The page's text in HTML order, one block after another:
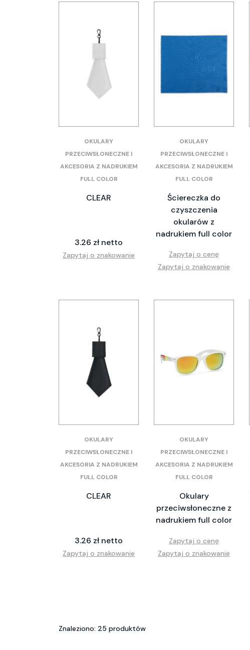
OKULARY
PRZECIWSŁONECZNE I
AKCESORIA Z NADRUKIEM
FULL COLOR
CLEAR
3.26 zł netto
Zapytaj o znakowanie
OKULARY
PRZECIWSŁONECZNE I
AKCESORIA Z NADRUKIEM
FULL COLOR
Ściereczka do
czyszczenia
okularów z
nadrukiem full color
Zapytaj o cenę
Zapytaj o znakowanie
OKULARY
PRZECIWSŁONECZNE I
AKCESORIA Z NADRUKIEM
FULL COLOR
CLEAR
3.26 zł netto
Zapytaj o znakowanie
OKULARY
PRZECIWSŁONECZNE I
AKCESORIA Z NADRUKIEM
FULL COLOR
Okulary
przeciwsłoneczne z
nadrukiem full color
Zapytaj o cenę
Zapytaj o znakowanie
Znaleziono: 25 produktów